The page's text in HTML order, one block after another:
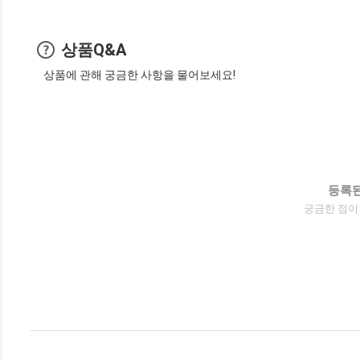
상품Q&A
상품에 관해 궁금한 사항을 물어보세요!
등록
궁금한 점